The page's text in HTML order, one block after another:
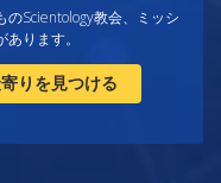
のScientology教会、ミッシ
ります。
りを見つける